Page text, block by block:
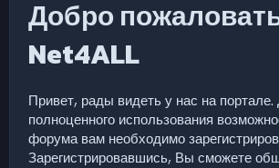
Добро
Net4ALL
Привет, рады видеть у нас на портале.
полноценного использования
форума вам необходимо
Зарегистрировавшись, Вы сможете